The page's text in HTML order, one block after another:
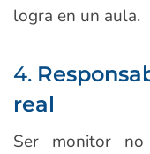
logra en un aula.
4.
real
Ser monitor no